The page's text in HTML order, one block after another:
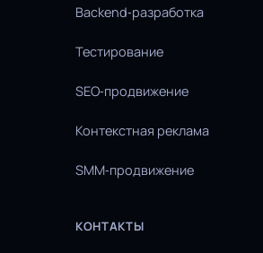
Backend‑разработка
Тестирование
SEO‑продвижение
Контекстная реклама
SMM‑продвижение
КОНТАКТЫ